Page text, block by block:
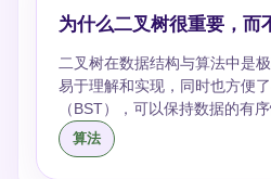
为什么二叉树很重要，而
二叉树在数据结构与算法中是极其重要的，原因有几个方面： 1. **结构简
易于理解和实现，同时也方便了各种算法在其上的
（BST），可以保持数据的有
于三叉树或四叉树，虽然可能在某些情况下
很多算法可以高效运行，比如
算法